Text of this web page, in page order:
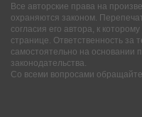
Все авторские права на
охраняются законом.
согласия его автора, к
странице. Ответственность за
самостоятельно на основании
законодательства.
Со всеми вопросами